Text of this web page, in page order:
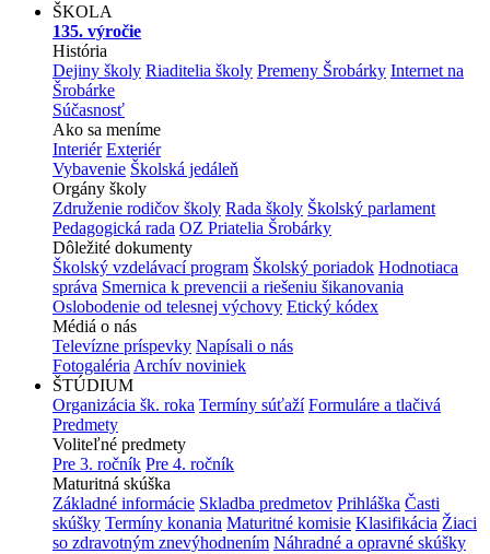
ŠKOLA
135. výročie
História
Dejiny školy Riaditelia školy Premeny Šrobárky Internet na
Šrobárke
Súčasnosť
Ako sa meníme
Interiér Exteriér
Vybavenie Školská jedáleň
Orgány školy
Združenie rodičov školy Rada školy Školský parlament
Pedagogická rada OZ Priatelia Šrobárky
Dôležité dokumenty
Školský vzdelávací program Školský poriadok Hodnotiaca
správa Smernica k prevencii a riešeniu šikanovania
Oslobodenie od telesnej výchovy Etický kódex
Médiá o nás
Televízne príspevky Napísali o nás
Fotogaléria Archív noviniek
ŠTÚDIUM
Organizácia šk. roka Termíny súťaží Formuláre a tlačivá
Predmety
Voliteľné predmety
Pre 3. ročník Pre 4. ročník
Maturitná skúška
Základné informácie Skladba predmetov Prihláška Časti
skúšky Termíny konania Maturitné komisie Klasifikácia Žiaci
so zdravotným znevýhodnením Náhradné a opravné skúšky